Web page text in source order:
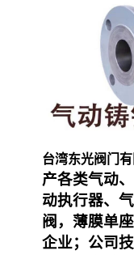
台湾东光阀门有
产各类气动
动执行器、
阀，薄膜单
企业；公司